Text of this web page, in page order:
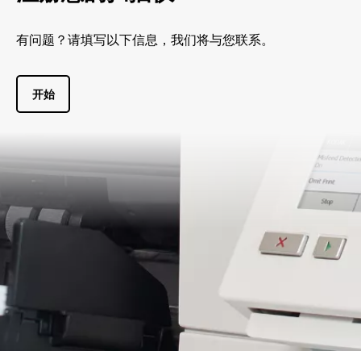
有问题？请填写以下信息，我们将与您联系。
开始